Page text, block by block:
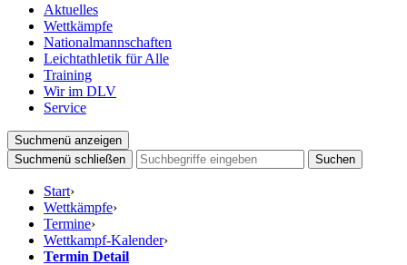
Aktuelles
Wettkämpfe
Nationalmannschaften
Leichtathletik für Alle
Training
Wir im DLV
Service
Suchmenü anzeigen
Suchmenü schließen
Suchen
Start›
Wettkämpfe›
Termine›
Wettkampf-Kalender›
Termin Detail